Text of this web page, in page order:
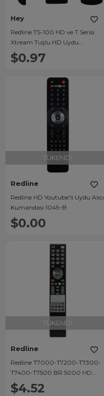
Hey
Redline TS-100 HD ve T Serisi
Xtream Tuşlu HD Uydu
Kumandası
$0.97
TÜKENDI
Redline
Redline HD Youtube'li Uydu Alıcı
Kumandası 1049-B
$0.00
TÜKENDI
Redline
Redline T7000-T7200-T7300-
T7400-T7500 BR 5000 HD
Uydu Kumandası
$4.52